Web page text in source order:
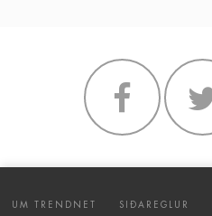
UM TRENDNET SIÐAREGLUR